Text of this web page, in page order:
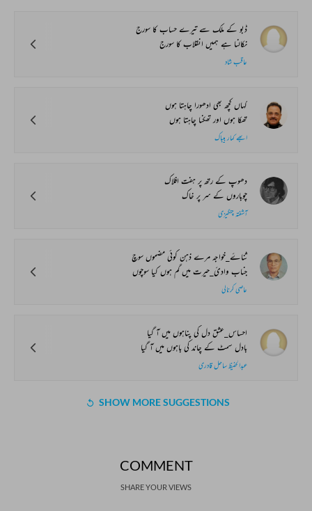
ڈبو کے ملک سے تیرے حساب کا سورج
نکالنا ہے ہمیں انقلاب کا سورج
عاقب شاد
کہاں کچھ بھی ادھورا چاہتا ہوں
تھکا ہوں اور تھکنا چاہتا ہوں
ابھے کمار بیباک
دھوپ کے رتھ پر ہفت افلاک
چوباروں کے سر پر خاک
آشفتہ چنگیزی
ثناۓ_خواجہ مرے ذہن کوئی مضموں سوچ
جناب وادیٔ_حیرت میں گم ہوں کیا سوچوں
عاصی کرنالی
احساس_عشق دل کی پناہوں میں آ گیا
بادل سمٹ کے چاند کی باہوں میں آ گیا
عبدالحفیظ ساحل قادری
SHOW MORE SUGGESTIONS
COMMENT
SHARE YOUR VIEWS